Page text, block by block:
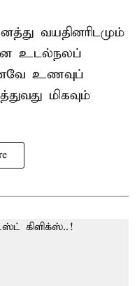
வயதினரிடமும்
உடல்நலப்
உணவுப்
மிகவும்